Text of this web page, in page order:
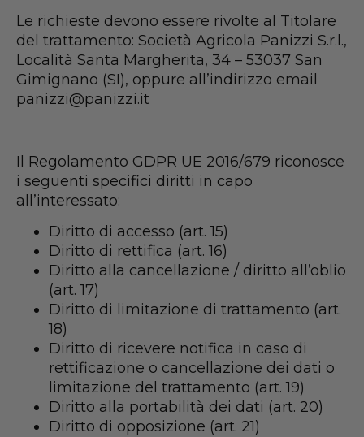
Le richieste devono essere rivolte al Titolare
del trattamento: Società Agricola Panizzi S.r.l.,
Località Santa Margherita, 34 – 53037 San
Gimignano (SI), oppure all’indirizzo email
panizzi@panizzi.it
Il Regolamento GDPR UE 2016/679 riconosce
i seguenti specifici diritti in capo
all’interessato:
Diritto di accesso (art. 15)
Diritto di rettifica (art. 16)
Diritto alla cancellazione / diritto all’oblio
(art. 17)
Diritto di limitazione di trattamento (art.
18)
Diritto di ricevere notifica in caso di
rettificazione o cancellazione dei dati o
limitazione del trattamento (art. 19)
Diritto alla portabilità dei dati (art. 20)
Diritto di opposizione (art. 21)